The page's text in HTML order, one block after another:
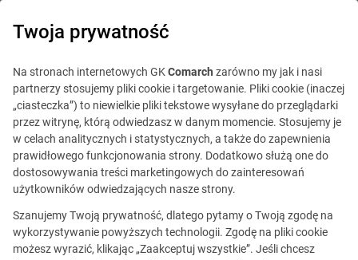
Twoja prywatność
Na stronach internetowych GKComarch zarówno my jak i nasi
partnerzy stosujemy pliki cookie i targetowanie. Pliki cookie (inaczej
„ciasteczka”) to niewielkie pliki tekstowe wysyłane do przeglądarki
przez witrynę, którą odwiedzasz w danym momencie. Stosujemy je
w celach analitycznych i statystycznych, a także do zapewnienia
prawidłowego funkcjonowania strony. Dodatkowo służą one do
dostosowywania treści marketingowych do zainteresowań
użytkowników odwiedzających nasze strony.
Szanujemy Twoją prywatność, dlatego pytamy o Twoją zgodę na
wykorzystywanie powyższych technologii. Zgodę na pliki cookie
możesz wyrazić, klikając „Zaakceptuj wszystkie”. Jeśli chcesz